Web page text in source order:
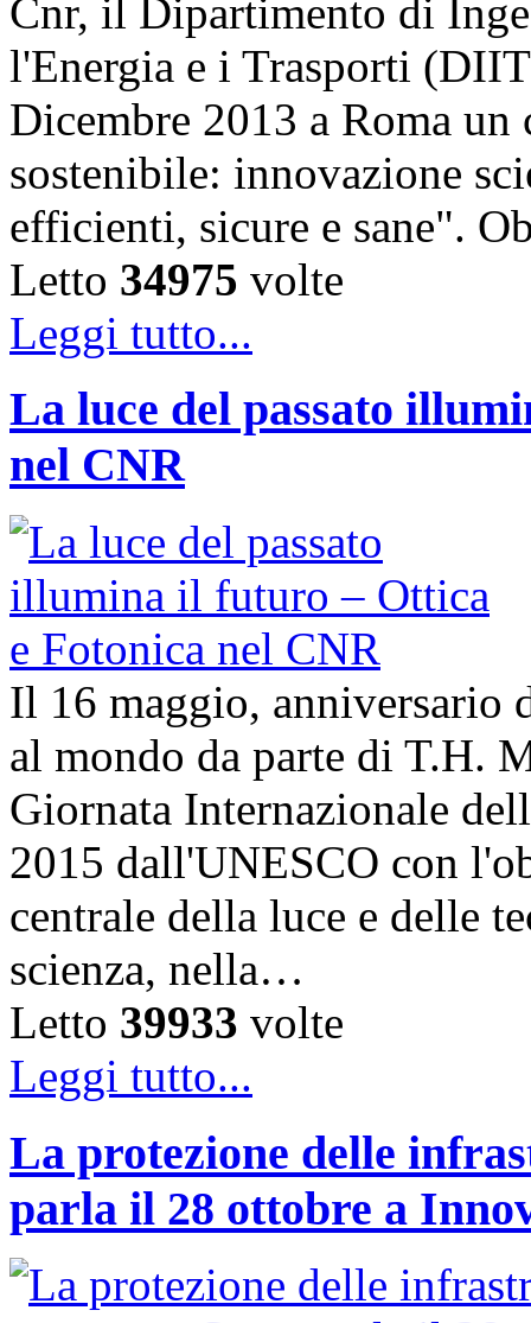
Cnr, il Dipartimento di
l'Energia e i Trasporti
Dicembre 2013 a Roma
sostenibile: innovazione
efficienti, sicure e sane".
Letto 34975 volte
Leggi tutto...
La luce del passato
nel CNR
Il 16 maggio, anniversario
al mondo da parte di T.H.
Giornata Internazionale
2015 dall'UNESCO con
centrale della luce e delle
scienza, nella…
Letto 39933 volte
Leggi tutto...
La protezione delle
parla il 28 ottobre a